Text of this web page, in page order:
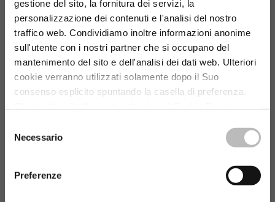
gestione del sito, la fornitura dei servizi, la
personalizzazione dei contenuti e l'analisi del nostro
traffico web. Condividiamo inoltre informazioni anonime
sull'utente con i nostri partner che si occupano del
mantenimento del sito e dell'analisi dei dati web. Ulteriori
cookie verranno utilizzati solamente dopo il Suo
consenso esplicito spuntando la casella di preferenza.
funzionamento e la migliore esperienza nel nostro sito
Link alla cookie
delNecessario
Preferenze
Santa Croce sull’Arno
San Pietro in Palazzi
Sovigliana
Organi Societari
Informativa al pubblico